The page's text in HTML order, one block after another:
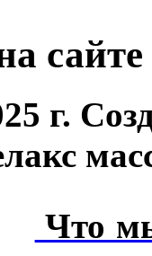
сайте
г.
Что